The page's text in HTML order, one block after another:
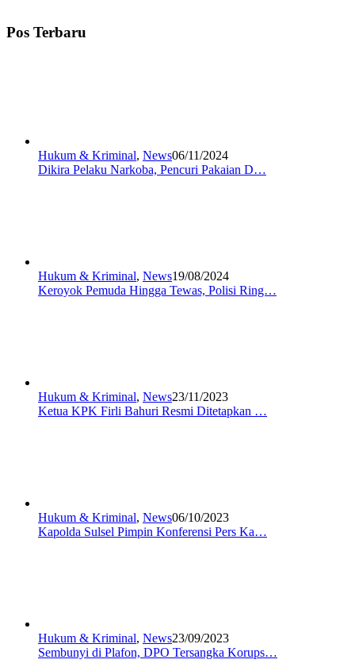
Pos Terbaru
Hukum & Kriminal, News06/11/2024
Dikira Pelaku Narkoba, Pencuri Pakaian D…
Hukum & Kriminal, News19/08/2024
Keroyok Pemuda Hingga Tewas, Polisi Ring…
Hukum & Kriminal, News23/11/2023
Ketua KPK Firli Bahuri Resmi Ditetapkan …
Hukum & Kriminal, News06/10/2023
Kapolda Sulsel Pimpin Konferensi Pers Ka…
Hukum & Kriminal, News23/09/2023
Sembunyi di Plafon, DPO Tersangka Korups…